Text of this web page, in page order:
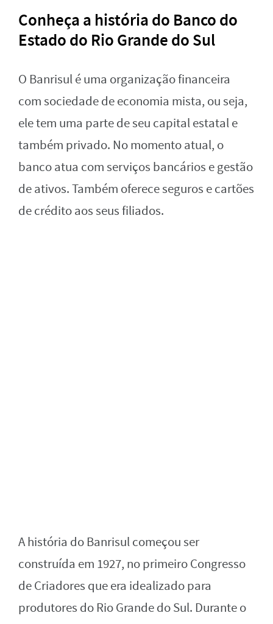
Conheça a história do Banco do
Estado do Rio Grande do Sul
O Banrisul é uma organização financeira
com sociedade de economia mista, ou seja,
ele tem uma parte de seu capital estatal e
também privado. No momento atual, o
banco atua com serviços bancários e gestão
de ativos. Também oferece seguros e cartões
de crédito aos seus filiados.
A história do Banrisul começou ser
construída em 1927, no primeiro Congresso
de Criadores que era idealizado para
produtores do Rio Grande do Sul. Durante o